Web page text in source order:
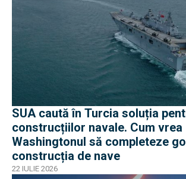
SUA caută în Turcia soluția
construcțiilor navale. Cum vrea
Washingtonul să completeze
construcția de nave
22 IULIE 2026